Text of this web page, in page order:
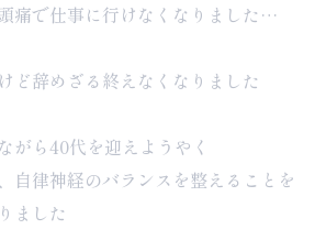
痛で仕事に行けなくなりました…
ど辞めざる終えなくなりました
がら40代を迎えようやく
自律神経のバランスを整えることを
ました